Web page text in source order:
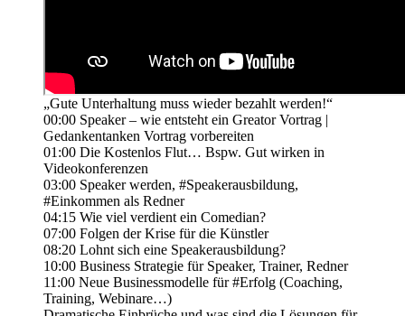
„Gute Unterhaltung muss wieder bezahlt werden!“
00:00 Speaker – wie entsteht ein Greator Vortrag |
Gedankentanken Vortrag vorbereiten
01:00 Die Kostenlos Flut… Bspw. Gut wirken in
Videokonferenzen
03:00 Speaker werden, #Speakerausbildung,
#Einkommen als Redner
04:15 Wie viel verdient ein Comedian?
07:00 Folgen der Krise für die Künstler
08:20 Lohnt sich eine Speakerausbildung?
10:00 Business Strategie für Speaker, Trainer, Redner
11:00 Neue Businessmodelle für #Erfolg (Coaching,
Training, Webinare…)